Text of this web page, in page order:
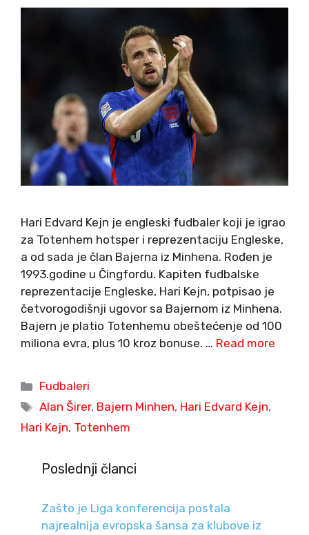
Hari Edvard Kejn je engleski fudbaler koji je igrao
za Totenhem hotsper i reprezentaciju Engleske,
a od sada je član Bajerna iz Minhena. Rođen je
1993.godine u Čingfordu. Kapiten fudbalske
reprezentacije Engleske, Hari Kejn, potpisao je
četvorogodišnji ugovor sa Bajernom iz Minhena.
Bajern je platio Totenhemu obeštećenje od 100
miliona evra, plus 10 kroz bonuse. … Read more
Categories
Fudbaleri
Tags
Alan Širer, Bajern Minhen, Hari Edvard Kejn,
Hari Kejn, Totenhem
Poslednji članci
Zašto je Liga konferencija postala
najrealnija evropska šansa za klubove iz